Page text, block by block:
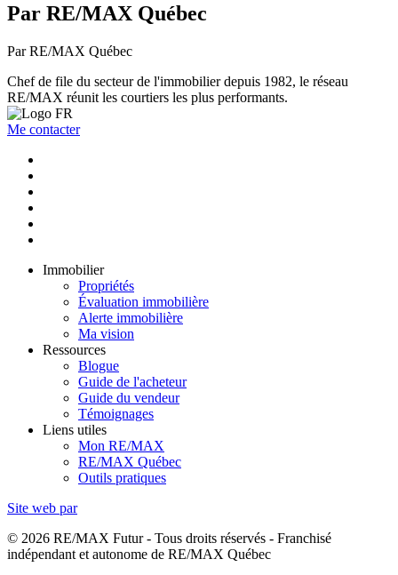
Par RE/MAX Québec
Par RE/MAX Québec
Chef de file du secteur de l'immobilier depuis 1982, le réseau
RE/MAX réunit les courtiers les plus performants.
Me contacter
Immobilier
Propriétés
Évaluation immobilière
Alerte immobilière
Ma vision
Ressources
Blogue
Guide de l'acheteur
Guide du vendeur
Témoignages
Liens utiles
Mon RE/MAX
RE/MAX Québec
Outils pratiques
Site web par
© 2026 RE/MAX Futur - Tous droits réservés - Franchisé
indépendant et autonome de RE/MAX Québec